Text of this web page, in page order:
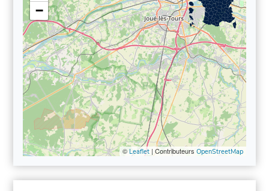
−
© Leaflet| Contributeurs OpenStreetMap